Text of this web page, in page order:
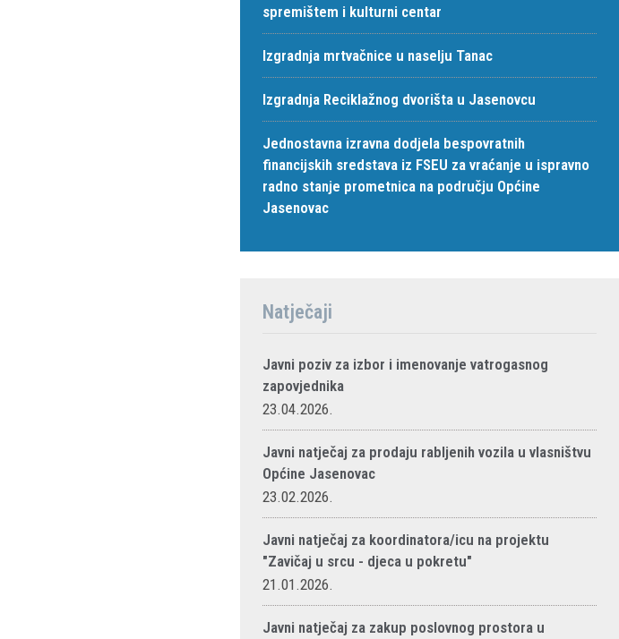
spremištem i kulturni centar
Izgradnja mrtvačnice u naselju Tanac
Izgradnja Reciklažnog dvorišta u Jasenovcu
Jednostavna izravna dodjela bespovratnih
financijskih sredstava iz FSEU za vraćanje u ispravno
radno stanje prometnica na području Općine
Jasenovac
Natječaji
Javni poziv za izbor i imenovanje vatrogasnog
zapovjednika
23.04.2026.
Javni natječaj za prodaju rabljenih vozila u vlasništvu
Općine Jasenovac
23.02.2026.
Javni natječaj za koordinatora/icu na projektu
"Zavičaj u srcu - djeca u pokretu"
21.01.2026.
Javni natječaj za zakup poslovnog prostora u